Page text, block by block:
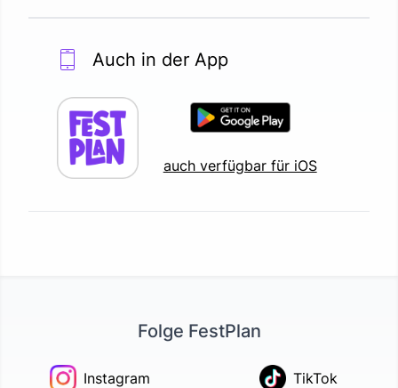
Auch in der App
auch verfügbar für iOS
Folge FestPlan
Instagram TikTok